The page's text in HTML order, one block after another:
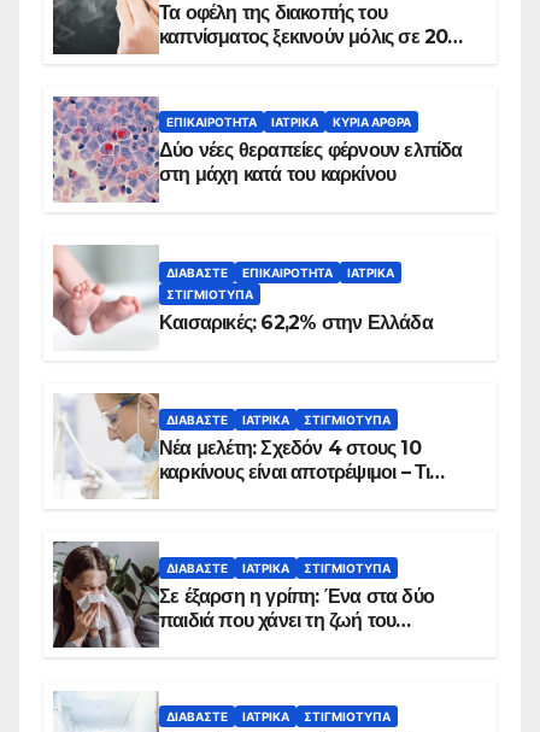
Τα οφέλη της διακοπής του
καπνίσματος ξεκινούν μόλις σε 20
ΕΠΙΚΑΙΡΌΤΗΤΑ ΙΑΤΡΙΚΆ ΚΥΡΙΑ ΑΡΘΡΑ
Δύο νέες θεραπείες φέρνουν ελπίδα
στη μάχη κατά του καρκίνου
ΔΙΑΒΆΣΤΕ ΕΠΙΚΑΙΡΌΤΗΤΑ
ΙΑΤΡΙΚΆ
ΣΤΙΓΜΙΌΤΥΠΑ
Καισαρικές: 62,2% στην Ελλάδα
ΔΙΑΒΆΣΤΕ ΙΑΤΡΙΚΆ ΣΤΙΓΜΙΌΤΥΠΑ
Νέα μελέτη: Σχεδόν 4 στους 10
καρκίνους είναι αποτρέψιμοι – Τι
ΔΙΑΒΆΣΤΕ ΙΑΤΡΙΚΆ ΣΤΙΓΜΙΌΤΥΠΑ
Σε έξαρση η γρίπη: Ένα στα δύο
παιδιά που χάνει τη ζωή του
ΔΙΑΒΆΣΤΕ ΙΑΤΡΙΚΆ ΣΤΙΓΜΙΌΤΥΠΑ